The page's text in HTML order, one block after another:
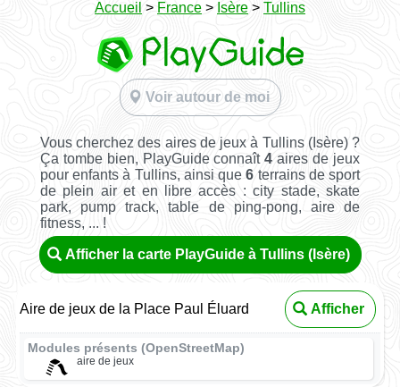
Accueil > France > Isère > Tullins
Voir autour de moi
Vous cherchez des aires de jeux à Tullins (Isère) ?
Ça tombe bien, PlayGuide connaît4 aires de jeux
pour enfants à Tullins, ainsi que6 terrains de sport
de plein air et en libre accès : city stade, skate
park, pump track, table de ping-pong, aire de
fitness, ... !
Afficher la carte PlayGuide à Tullins (Isère)
Aire de jeux de la Place Paul Éluard Afficher
Modules présents (OpenStreetMap)
aire de jeux